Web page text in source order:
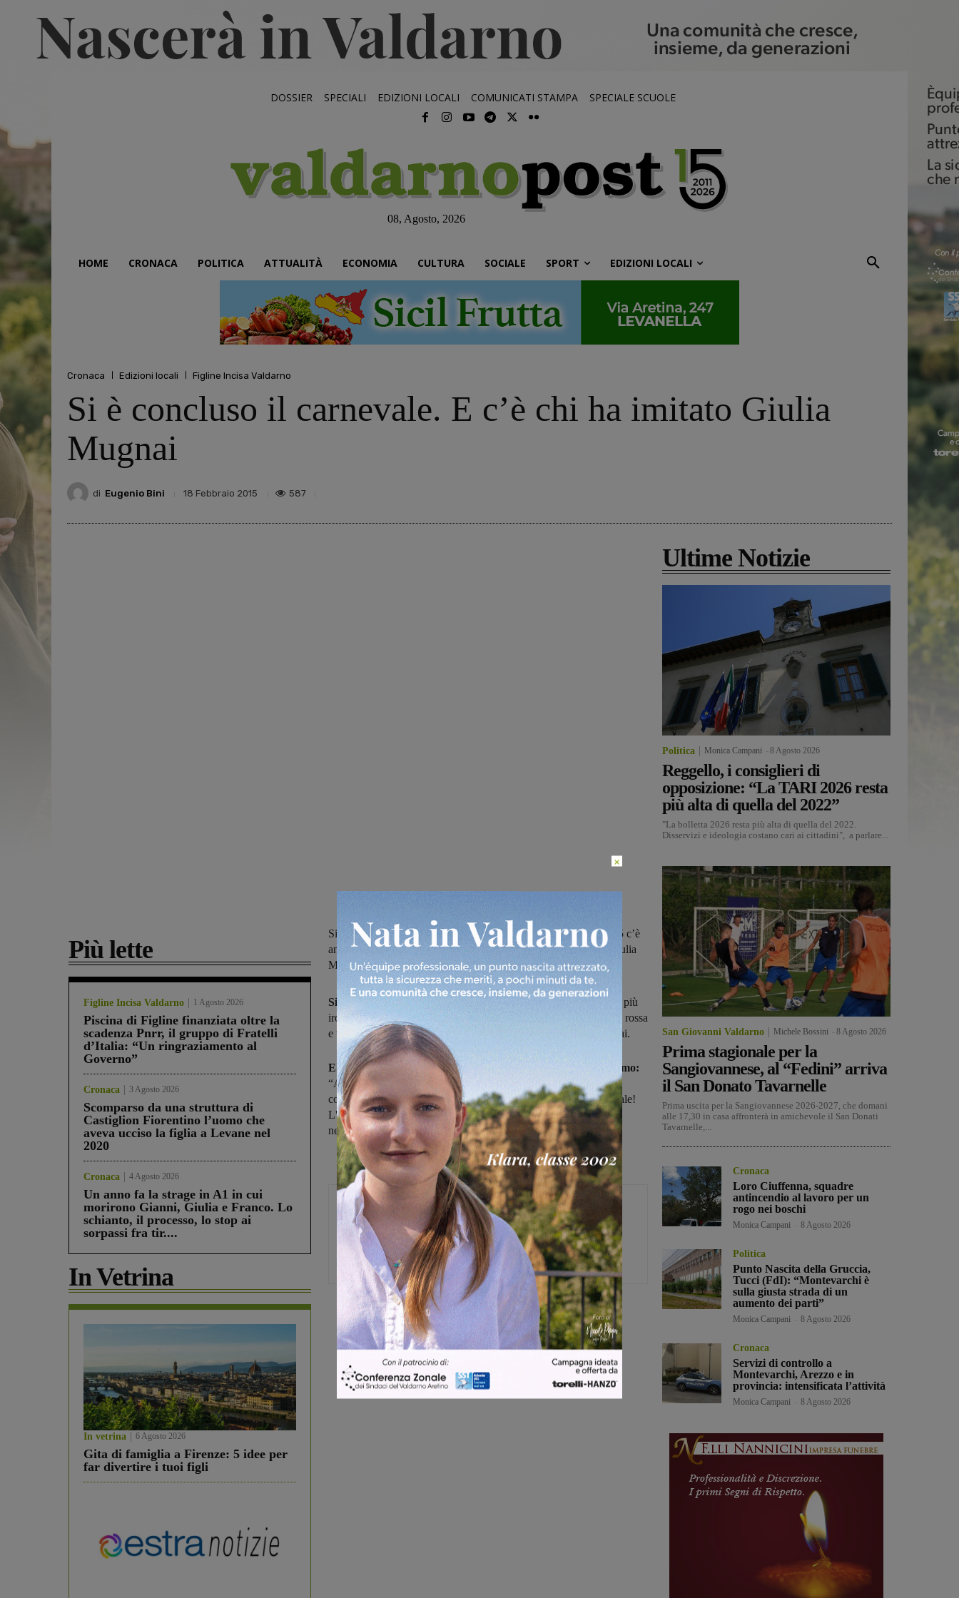
DOSSIER SPECIALI EDIZIONI LOCALI COMUNICATI STAMPA SPECIALE SCUOLE
08, Agosto, 2026
HOME CRONACA POLITICA ATTUALITÀ ECONOMIA CULTURA SOCIALE SPORT EDIZIONI LOCALI
Cronaca Edizioni locali Figline Incisa Valdarno
Si è concluso il carnevale. E c’è chi ha imitato Giulia
Mugnai
di Eugenio Bini 18 Febbraio 2015 587
Più lette
Figline Incisa Valdarno 1 Agosto 2026
Piscina di Figline finanziata oltre la
scadenza Pnrr, il gruppo di Fratelli
d’Italia: “Un ringraziamento al
Governo”
Cronaca 3 Agosto 2026
Scomparso da una struttura di
Castiglion Fiorentino l’uomo che
aveva ucciso la figlia a Levane nel
2020
Cronaca 4 Agosto 2026
Un anno fa la strage in A1 in cui
morirono Gianni, Giulia e Franco. Lo
schianto, il processo, lo stop ai
sorpassi fra tir....
In Vetrina
In vetrina 6 Agosto 2026
Gita di famiglia a Firenze: 5 idee per
far divertire i tuoi figli
Si è concluso il carnevale. E tra le maschere più ironiche del 2015 c’è
anche quella di Filippo Tarsigni che ha optato per un look alla Giulia
Mugnai.
Si è concluso ufficialmente il carnevale 2015.
E tra le maschere più
ironiche c'è da segnalare quella di Filippo Tarsigni che – parrucca rossa
e volantini in mano – ha deciso di imitare il sindaco Giulia Mugnai.
E anche la prima cittadina di Figline e Incisa mostra entusiasmo:
“Anch'io ovviamente ‪#‎stoconpippo… Grazie a Filippo Tarsigni –
commenta su facebook – per questo simpatico scherzo di Carnevale!
L'imitazione (almeno pubblicamente) non me l'aveva fatta ancora
nessuno”.
Eugenio Bini
Share
Ultime Notizie
Politica Monica Campani 8 Agosto 2026
Reggello, i consiglieri di
opposizione: “La TARI 2026 resta
più alta di quella del 2022”
"La bolletta 2026 resta più alta di quella del 2022.
Disservizi e ideologia costano cari ai cittadini", a parlare...
San Giovanni Valdarno Michele Bossini 8 Agosto 2026
Prima stagionale per la
Sangiovannese, al “Fedini” arriva
il San Donato Tavarnelle
Prima uscita per la Sangiovannese 2026-2027, che domani
alle 17,30 in casa affronterà in amichevole il San Donati
Tavarnelle,...
Cronaca
Loro Ciuffenna, squadre
antincendio al lavoro per un
rogo nei boschi
Monica Campani 8 Agosto 2026
Politica
Punto Nascita della Gruccia,
Tucci (FdI): “Montevarchi è
sulla giusta strada di un
aumento dei parti”
Monica Campani 8 Agosto 2026
Cronaca
Servizi di controllo a
Montevarchi, Arezzo e in
provincia: intensificata l’attività
Monica Campani 8 Agosto 2026
×